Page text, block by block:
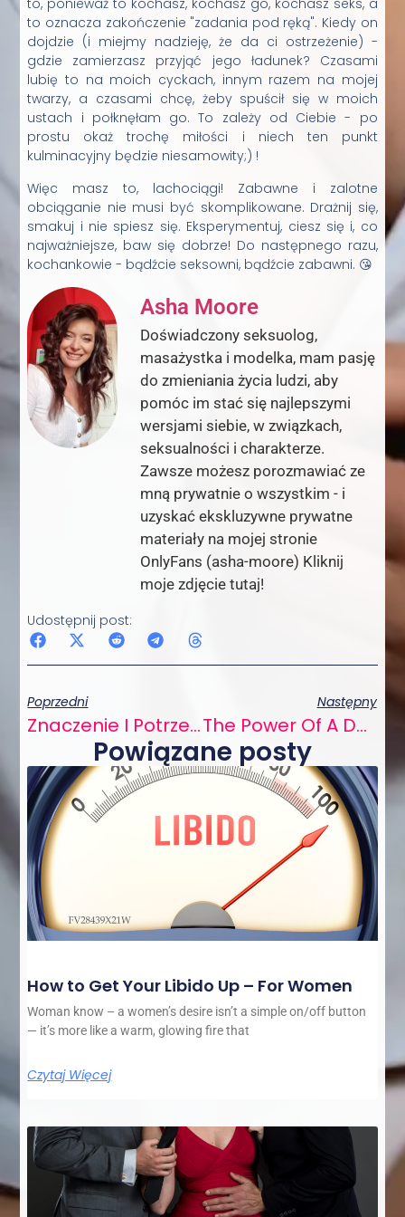
to, ponieważ to kochasz, kochasz go, kochasz seks, a
to oznacza zakończenie "zadania pod ręką". Kiedy on
dojdzie (i miejmy nadzieję, że da ci ostrzeżenie) -
gdzie zamierzasz przyjąć jego ładunek? Czasami
lubię to na moich cyckach, innym razem na mojej
twarzy, a czasami chcę, żeby spuścił się w moich
ustach i połknęłam go. To zależy od Ciebie - po
prostu okaż trochę miłości i niech ten punkt
kulminacyjny będzie niesamowity;) !
Więc masz to, lachociągi! Zabawne i zalotne
obciąganie nie musi być skomplikowane. Drażnij się,
smakuj i nie spiesz się. Eksperymentuj, ciesz się i, co
najważniejsze, baw się dobrze! Do następnego razu,
kochankowie - bądźcie seksowni, bądźcie zabawni. 😘
Asha Moore
Doświadczony seksuolog,
masażystka i modelka, mam pasję
do zmieniania życia ludzi, aby
pomóc im stać się najlepszymi
wersjami siebie, w związkach,
seksualności i charakterze.
Zawsze możesz porozmawiać ze
mną prywatnie o wszystkim - i
uzyskać ekskluzywne prywatne
materiały na mojej stronie
OnlyFans (asha-moore) Kliknij
moje zdjęcie tutaj!
Udostępnij post:
Poprzedni
Znaczenie I Potrzeba Edukatorów Seksualnych
Następny
The Power Of A Daily Orgasm: Why A Woman’s Pleasure Matters More Than Ever
Powiązane posty
How to Get Your Libido Up – For Women
Woman know – a women’s desire isn’t a simple on/off button
— it’s more like a warm, glowing fire that
Czytaj Więcej